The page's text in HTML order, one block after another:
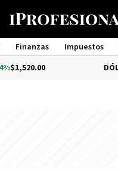
Finanzas Impuestos
Management
-